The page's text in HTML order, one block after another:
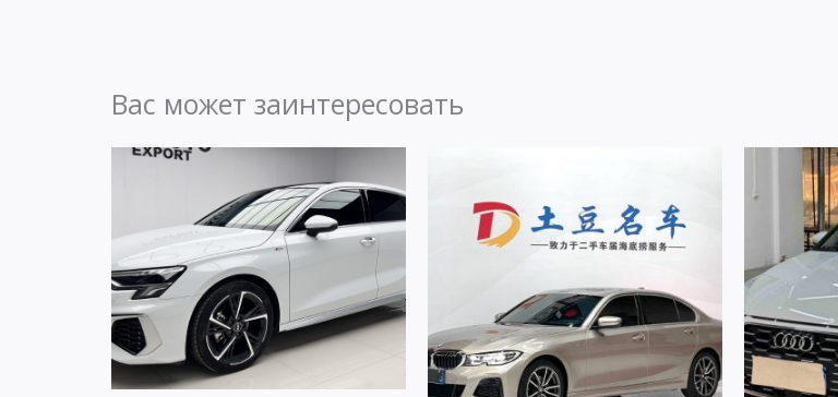
Вас может заинтересовать